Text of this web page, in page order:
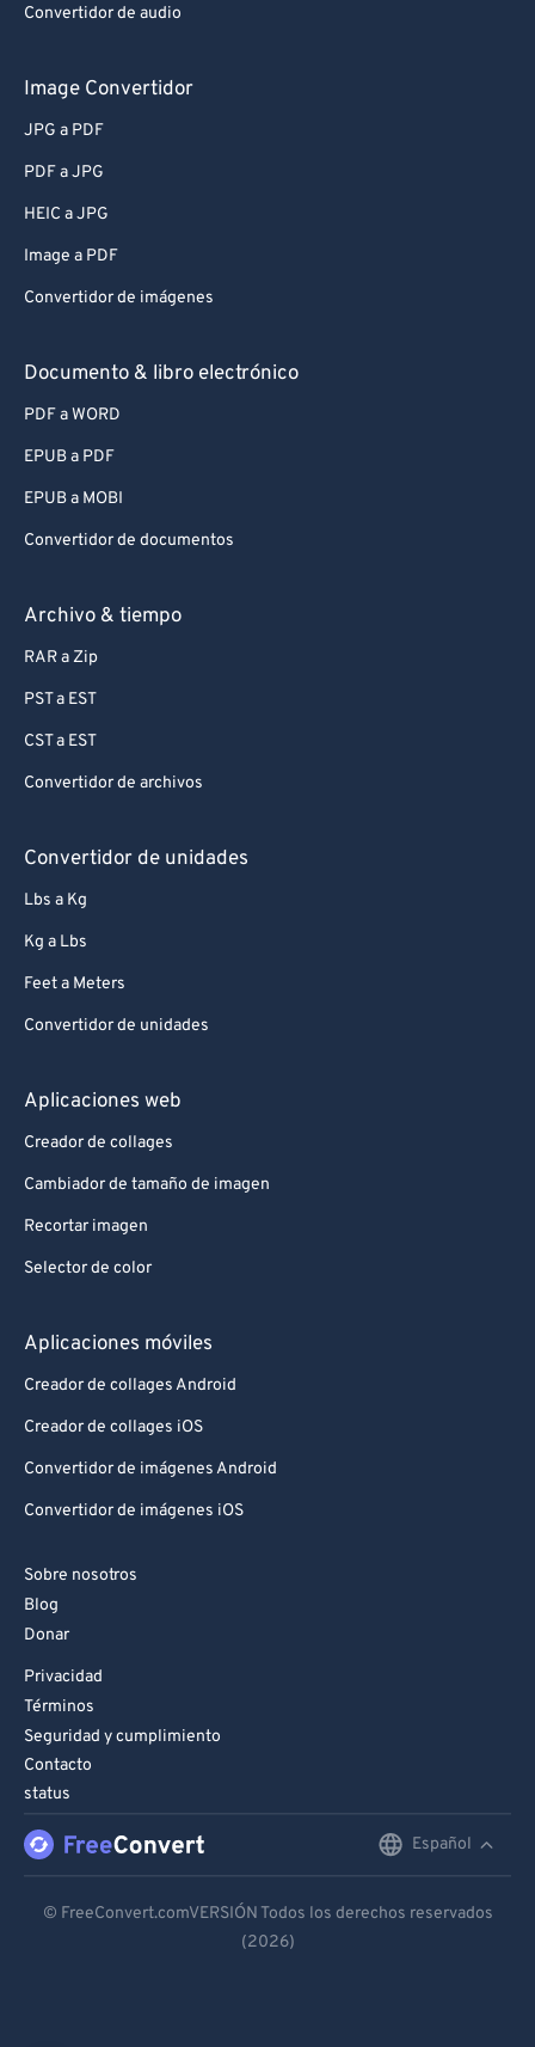
Convertidor de audio
Image Convertidor
JPG a PDF
PDF a JPG
HEIC a JPG
Image a PDF
Convertidor de imágenes
Documento & libro electrónico
PDF a WORD
EPUB a PDF
EPUB a MOBI
Convertidor de documentos
Archivo & tiempo
RAR a Zip
PST a EST
CST a EST
Convertidor de archivos
Convertidor de unidades
Lbs a Kg
Kg a Lbs
Feet a Meters
Convertidor de unidades
Aplicaciones web
Creador de collages
Cambiador de tamaño de imagen
Recortar imagen
Selector de color
Aplicaciones móviles
Creador de collages Android
Creador de collages iOS
Convertidor de imágenes Android
Convertidor de imágenes iOS
Sobre nosotros
Blog
Donar
Privacidad
Términos
Seguridad y cumplimiento
Contacto
status
Español
Español
© FreeConvert.comVERSIÓN Todos los derechos reservados
(2026)